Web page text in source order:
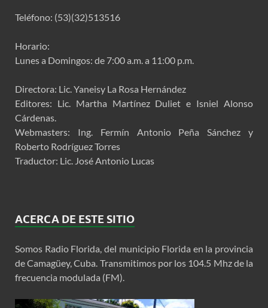
Teléfono: (53)(32)513516
Horario:
Lunes a Domingos: de 7:00 a.m. a 11:00 p.m.
Directora: Lic. Yaneisy La Rosa Hernández
Editores: Lic. Martha Martínez Duliet e Isniel Alonso
Cárdenas.
Webmasters: Ing. Fermín Antonio Peña Sánchez y
Roberto Rodríguez Torres
Traductor: Lic. José Antonio Lucas
ACERCA DE ESTE SITIO
Somos Radio Florida, del municipio Florida en la provincia
de Camagüey, Cuba. Transmitimos por los 104.5 Mhz de la
frecuencia modulada (FM).